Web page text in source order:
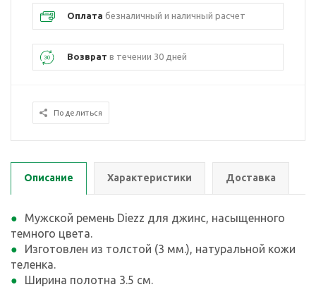
Оплата безналичный и наличный расчет
Возврат в течении 30 дней
Поделиться
Описание Характеристики Доставка
Мужской ремень Diezz для джинс, насыщенного
темного цвета.
Изготовлен из толстой (3 мм.), натуральной кожи
теленка.
Ширина полотна 3.5 см.